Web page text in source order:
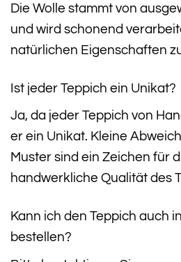
Die Wolle stammt von
und wird schonend
natürlichen Eigenschaften
Ist jeder Teppich ein Unikat?
Ja, da jeder Teppich von
er ein Unikat. Kleine
Muster sind ein Zeichen für
handwerkliche Qualität des
Kann ich den Teppich auch
bestellen?